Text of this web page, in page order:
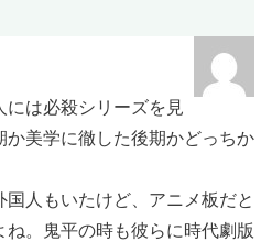
には必殺シリーズを見
美学に徹した後期かどっちか
人もいたけど、アニメ板だと
。鬼平の時も彼らに時代劇版